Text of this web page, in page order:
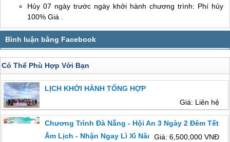
Hủy 07 ngày trước ngày khởi hành chương trình: Phí hủy
100% Giá .
Có Thể Phù Hợp Với Bạn
LỊCH KHỞI HÀNH TỔNG HỢP
Giá: Liên hệ
Chương Trình Đà Nẵng - Hội An 3 Ngày 2 Đêm Tết
Âm Lịch - Nhận Ngay Lì Xì Năm MớiGiá: 6,500,000 VNĐ